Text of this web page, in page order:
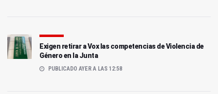
Exigen retirar a Vox las competencias de Violencia de
Género en la Junta
PUBLICADO AYER A LAS 12:58